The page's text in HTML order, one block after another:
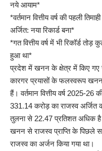
नये आयाम*
*वर्तमान वित्तीय वर्ष की पहली
अर्जित: नया रिकार्ड बना*
*गत वित्तीय वर्ष में भी रिकॉर्ड
हुआ था*
प्रदेश में खनन के क्षेत्र में किए
कारगर प्रयासों के फलस्वरूप खनन
हैं। वर्तमान वित्तीय वर्ष 2025-26
331.14 करोड़ का राजस्व अर्जित
तुलना से 22.47 प्रतिशत अधिक है।
खनन से राजस्व प्राप्ति के पिछले
राजस्व का अर्जन किया गया था।